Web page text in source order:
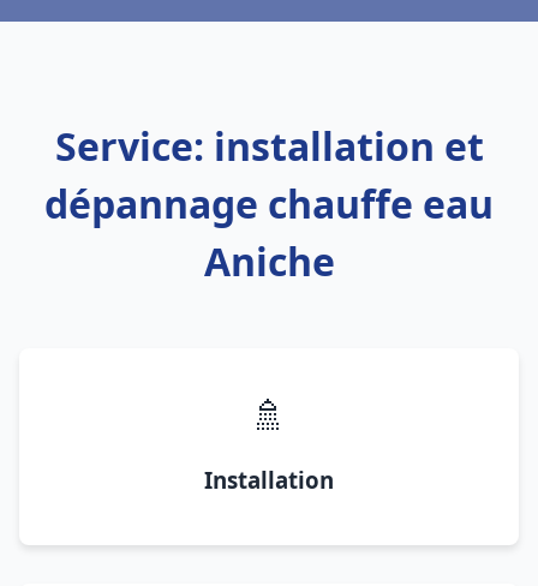
Service: installation et
dépannage chauffe eau
Aniche
🚿
Installation